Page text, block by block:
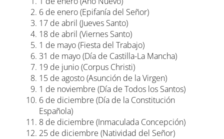
6 de enero (Epifanía del Señor)
17 de abril (Jueves Santo)
18 de abril (Viernes Santo)
1 de mayo (Fiesta del Trabajo)
31 de mayo (Día de Castilla-La Mancha)
19 de junio (Corpus Christi)
15 de agosto (Asunción de la Virgen)
1 de noviembre (Día de Todos los Santos)
6 de diciembre (Día de la Constitución
Española)
8 de diciembre (Inmaculada Concepción)
25 de diciembre (Natividad del Señor)